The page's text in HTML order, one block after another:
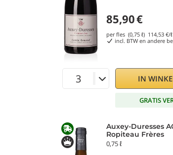
85,90€
per fles (0,75 ℓ) 114,53 €/ℓ
incl. BTW en andere
IN
GRATIS
Auxey-Duresses
Ropiteau Frères
0,75 ℓ